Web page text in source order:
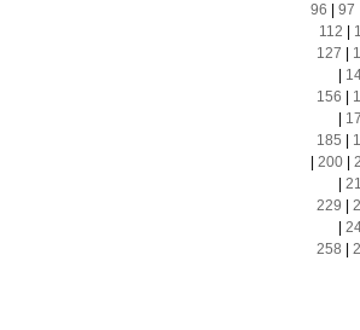
96
97
112
127
156
185
200|
229
258